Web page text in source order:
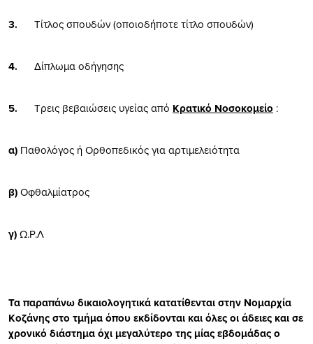
3. Τίτλος σπουδών (οποιοδήποτε τίτλο σπουδών)
4. Δίπλωμα οδήγησης
5. Τρεις βεβαιώσεις υγείας από Κρατικό Νοσοκομείο :
α) Παθολόγος ή Ορθοπεδικός για αρτιμελειότητα
β)Οφθαλμίατρος
γ)Ω.Ρ.Λ
Τα παραπάνω δικαιολογητικά κατατίθενται στην Νομαρχία
Κοζάνης στο τμήμα όπου εκδίδονται και όλες οι άδειες και σε
χρονικό διάστημα όχι μεγαλύτερο της μίας εβδομάδας ο